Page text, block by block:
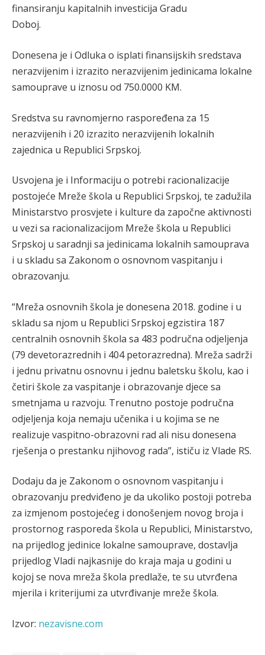
finansiranju kapitalnih investicija Gradu
Doboj.
Donesena je i Odluka o isplati finansijskih sredstava
nerazvijenim i izrazito nerazvijenim jedinicama lokalne
samouprave u iznosu od 750.0000 KM.
Sredstva su ravnomjerno raspoređena za 15
nerazvijenih i 20 izrazito nerazvijenih lokalnih
zajednica u Republici Srpskoj.
Usvojena je i Informaciju o potrebi racionalizacije
postojeće Mreže škola u Republici Srpskoj, te zadužila
Ministarstvo prosvjete i kulture da započne aktivnosti
u vezi sa racionalizacijom Mreže škola u Republici
Srpskoj u saradnji sa jedinicama lokalnih samouprava
i u skladu sa Zakonom o osnovnom vaspitanju i
obrazovanju.
“Mreža osnovnih škola je donesena 2018. godine i u
skladu sa njom u Republici Srpskoj egzistira 187
centralnih osnovnih škola sa 483 područna odjeljenja
(79 devetorazrednih i 404 petorazredna). Mreža sadrži
i jednu privatnu osnovnu i jednu baletsku školu, kao i
četiri škole za vaspitanje i obrazovanje djece sa
smetnjama u razvoju. Trenutno postoje područna
odjeljenja koja nemaju učenika i u kojima se ne
realizuje vaspitno-obrazovni rad ali nisu donesena
rješenja o prestanku njihovog rada”, ističu iz Vlade RS.
Dodaju da je Zakonom o osnovnom vaspitanju i
obrazovanju predviđeno je da ukoliko postoji potreba
za izmjenom postojećeg i donošenjem novog broja i
prostornog rasporeda škola u Republici, Ministarstvo,
na prijedlog jedinice lokalne samouprave, dostavlja
prijedlog Vladi najkasnije do kraja maja u godini u
kojoj se nova mreža škola predlaže, te su utvrđena
mjerila i kriterijumi za utvrđivanje mreže škola.
Izvor: nezavisne.com